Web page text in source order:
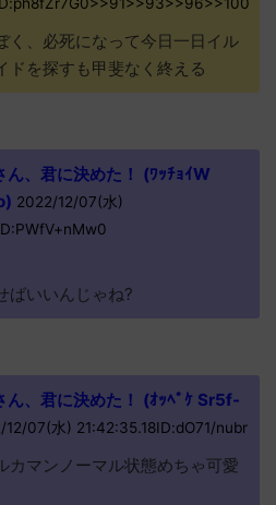
く、必死になって今日一日イル
ドを探すも甲斐なく終える
ん、君に決めた！ (ﾜｯﾁｮｲW
2022/12/07(水)
ばいいんじゃね?
ん、君に決めた！ (ｵｯﾍﾟｹ Sr5f-
12/07(水) 21:42:35.18ID:dO71/nubr
カマンノーマル状態めちゃ可愛